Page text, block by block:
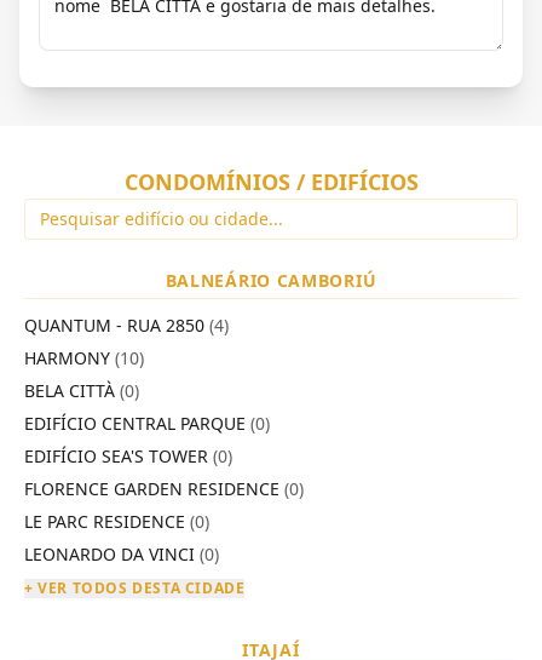
CONDOMÍNIOS / EDIFÍCIOS
BALNEÁRIO CAMBORIÚ
QUANTUM - RUA 2850 (4)
HARMONY (10)
BELA CITTÀ (0)
EDIFÍCIO CENTRAL PARQUE (0)
EDIFÍCIO SEA'S TOWER (0)
FLORENCE GARDEN RESIDENCE (0)
LE PARC RESIDENCE (0)
LEONARDO DA VINCI (0)
+ VER TODOS DESTA CIDADE
ITAJAÍ